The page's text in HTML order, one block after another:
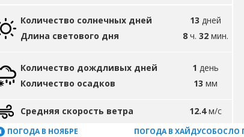
Количество солнечных дней
Длина светового дня
13 дней
8 ч. 32 мин.
Количество дождливых дней
Количество осадков
1 день
13 мм
Средняя скорость ветра 12.4м/с
ПОГОДА В НОЯБРЕ ПОГОДА В ХАЙДУСОБОСЛО